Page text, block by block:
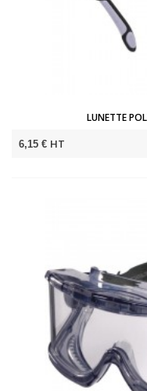
LUNETTE
6,15 € HT